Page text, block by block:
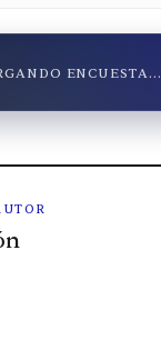
ENCUESTA...